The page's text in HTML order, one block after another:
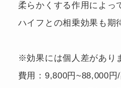
柔らかくする作用によっ
ハイフとの相乗効果も期
※効果には個人差があり
費用：9,800円~88,000